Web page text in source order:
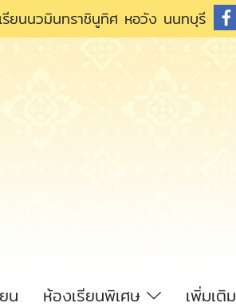
รียนนวมินทราชินูทิศ หอวัง นนทบุรี
น ห้องเรียนพิเศษ เพิ่มเติม